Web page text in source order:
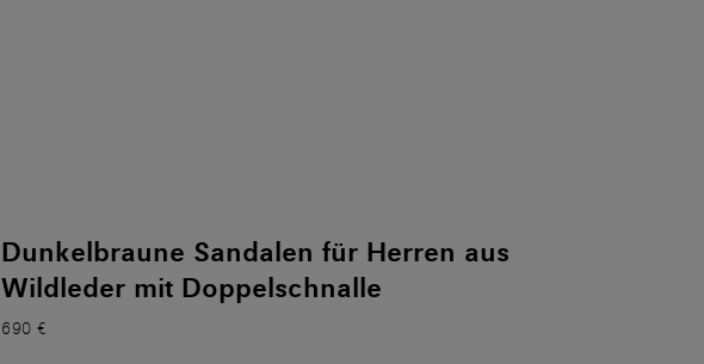
Dunkelbraune Sandalen für Herren aus
Wildleder mit Doppelschnalle
690 €